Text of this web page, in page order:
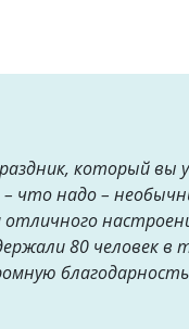
который вы
что надо –
80 человек в